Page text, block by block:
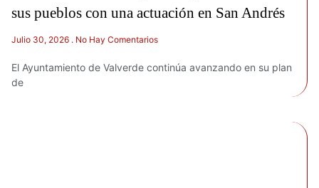
sus pueblos con una actuación en San Andrés
Julio 30, 2026 No Hay Comentarios
El Ayuntamiento de Valverde continúa avanzando en su plan
de